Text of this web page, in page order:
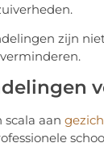
zijn
scala aan